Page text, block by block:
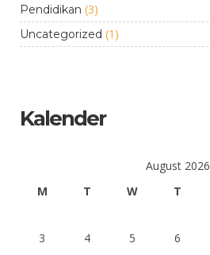
Pendidikan (3)
Uncategorized (1)
Kalender
August 2026
M
T W T
3
4 5 6